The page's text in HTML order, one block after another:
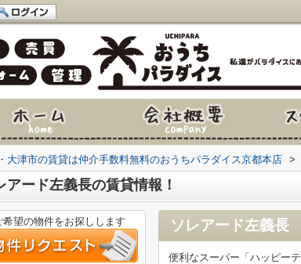
大津市の賃貸は仲介手数料無料のおうちパラダイス京都本店 >
アード左義長の賃貸情報！
ソレアード左義長
便利なスーパー「ハッピー
望の物件をお探しします